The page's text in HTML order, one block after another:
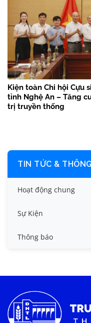
Kiện toàn Chi hội Cựu
tỉnh Nghệ An – Tăng
trị truyền thống
TIN TỨC &
Hoạt động chung
Tin công tác sinh
Tin đào tạo
Tin tức chung
Sự Kiện
Thông báo